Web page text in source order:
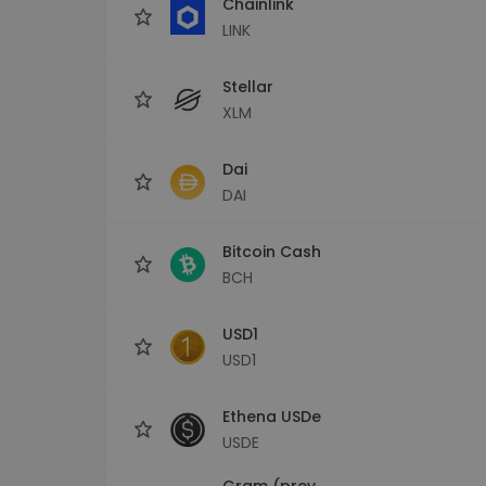
LINK
Stellar
XLM
Dai
DAI
Bitcoin Cash
BCH
USD1
USD1
Ethena USDe
USDE